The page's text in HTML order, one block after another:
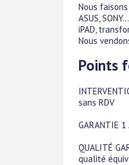
Nous
ASUS,
iPAD,
Nous
Points
sans RDV
GARANTIE
QUALITÉ
qualité